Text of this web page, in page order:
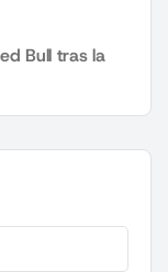
Bull tras la